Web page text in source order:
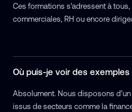
Ces formations s’adressent à
commerciales, RH ou encore
Où puis-je voir des
Absolument. Nous disposons
issus de secteurs comme la